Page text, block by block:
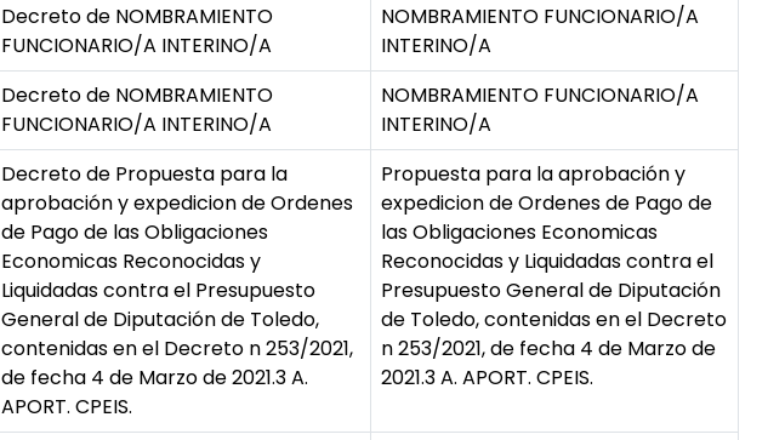
Decreto de NOMBRAMIENTO
FUNCIONARIO/A INTERINO/A
NOMBRAMIENTO FUNCIONARIO/A
INTERINO/A
Decreto de NOMBRAMIENTO
FUNCIONARIO/A INTERINO/A
NOMBRAMIENTO FUNCIONARIO/A
INTERINO/A
Decreto de Propuesta para la
aprobación y expedicion de Ordenes
de Pago de las Obligaciones
Economicas Reconocidas y
Liquidadas contra el Presupuesto
General de Diputación de Toledo,
contenidas en el Decreto n 253/2021,
de fecha 4 de Marzo de 2021.3 A.
APORT. CPEIS.
Propuesta para la aprobación y
expedicion de Ordenes de Pago de
las Obligaciones Economicas
Reconocidas y Liquidadas contra el
Presupuesto General de Diputación
de Toledo, contenidas en el Decreto
n 253/2021, de fecha 4 de Marzo de
2021.3 A. APORT. CPEIS.